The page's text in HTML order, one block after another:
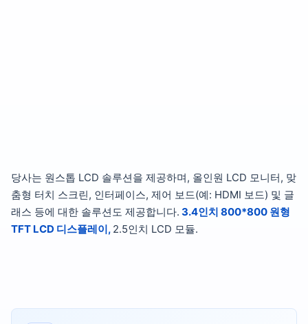
당사는 원스톱 LCD 솔루션을 제공하며, 올인원 LCD 모니터, 맞
춤형 터치 스크린, 인터페이스, 제어 보드(예: HDMI 보드) 및 글
래스 등에 대한 솔루션도 제공합니다. 3.4인치 800*800 원형
TFT LCD 디스플레이, 2.5인치 LCD 모듈.